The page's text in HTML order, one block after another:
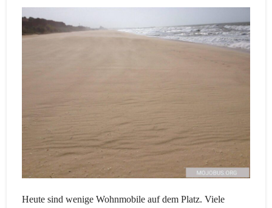
Heute sind wenige Wohnmobile auf dem Platz. Viele